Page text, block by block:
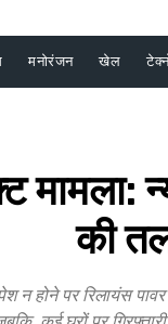
मनोरंजन खेल
मामला:
की
पर रिलायंस पावर